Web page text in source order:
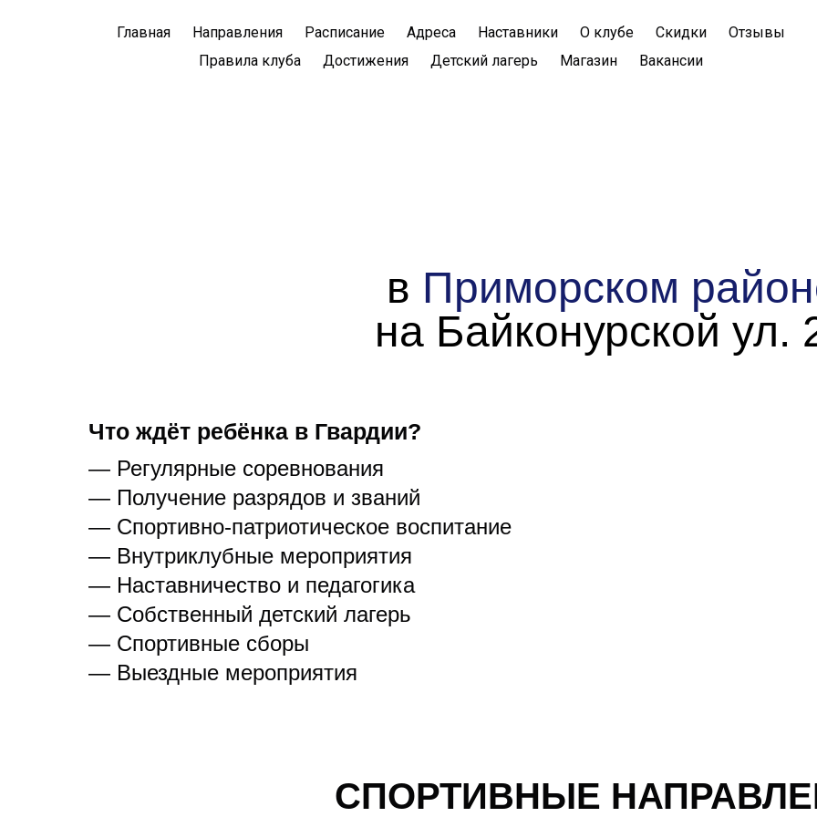
Главная Направления Расписание Адреса Наставники О клубе Скидки
Отзывы
Правила клуба
Достижения Детский лагерь Магазин Вакансии
в Приморском
на Байконурской ул.
Что ждёт ребёнка в Гвардии?
— Регулярные соревнования
— Получение разрядов и званий
— Спортивно-патриотическое воспитание
— Внутриклубные мероприятия
— Наставничество и педагогика
— Собственный детский лагерь
— Спортивные сборы
— Выездные мероприятия
СПОРТИВНЫЕ